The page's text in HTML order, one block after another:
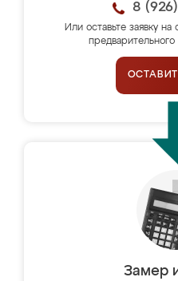
8
Или оставьте заявку на
Замер